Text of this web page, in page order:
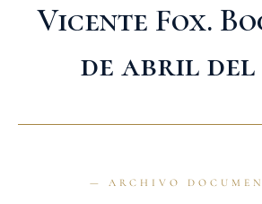
Vicente Fox.
de abril del